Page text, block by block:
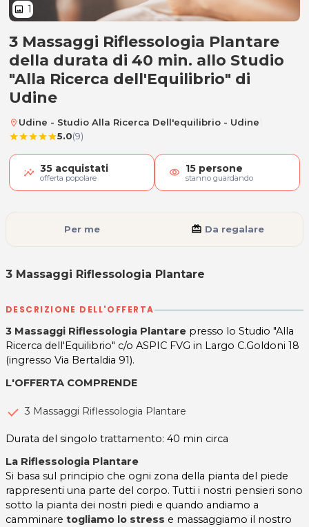
image 1
3 Massaggi Riflessologia Plantare
3 Massaggi Riflessologia Plantare
della durata di 40 min. allo Studio
"Alla Ricerca dell'Equilibrio" di
Udine
location_on Udine - Studio Alla Ricerca Dell'equilibrio - Udine
starstarstarstarstar5.0(9)
35 acquistati
offerta popolare visibility 15 persone
stanno guardando
3 Massaggi Riflessologia Plantare
Per me card_giftcard Da regalare
DESCRIZIONE DELL'OFFERTA
3 Massaggi Riflessologia Plantare presso lo Studio "Alla
Ricerca dell'Equilibrio" c/o ASPIC FVG in Largo C.Goldoni 18
(ingresso Via Bertaldia 91).
L'OFFERTA COMPRENDE
3 Massaggi Riflessologia Plantare
Durata del singolo trattamento: 40 min circa
La Riflessologia Plantare
Si basa sul principio che ogni zona della pianta del piede
rappresenti una parte del corpo. Tutti i nostri pensieri sono
sotto la pianta dei nostri piedi e quando andiamo a
camminare togliamo lo stress e massaggiamo il nostro